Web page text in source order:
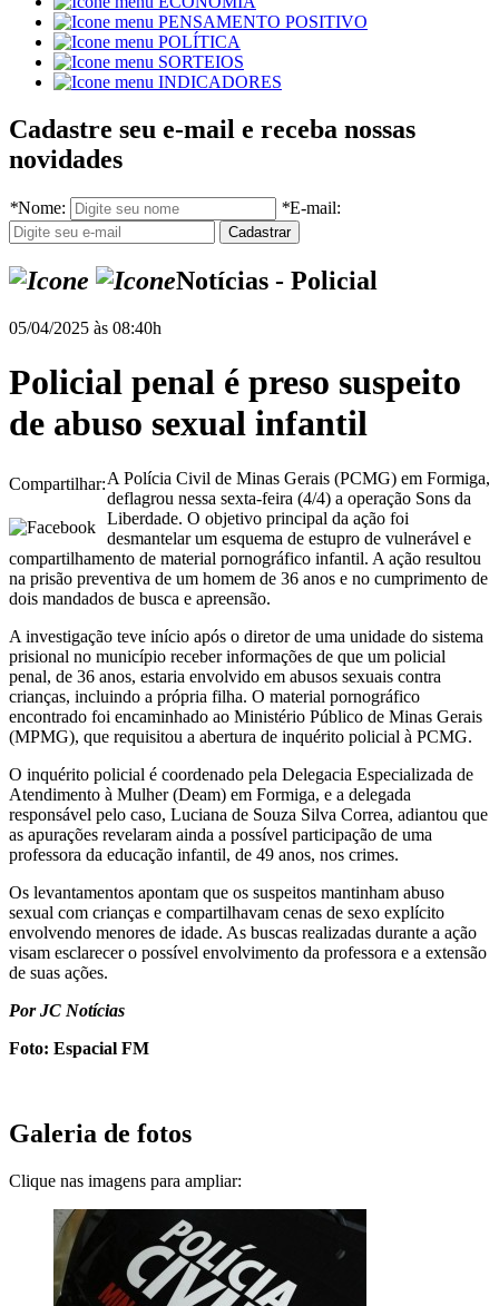
PENSAMENTO POSITIVO
POLÍTICA
SORTEIOS
INDICADORES
Cadastre seu e-mail e receba nossas
novidades
*Nome: *E-mail:
Notícias - Policial
05/04/2025 às 08:40h
Policial penal é preso suspeito
de abuso sexual infantil
Compartilhar:A Polícia Civil de Minas Gerais (PCMG) em Formiga,
deflagrou nessa sexta-feira (4/4) a operação Sons da
Liberdade. O objetivo principal da ação foi
desmantelar um esquema de estupro de vulnerável e
compartilhamento de material pornográfico infantil. A ação resultou
na prisão preventiva de um homem de 36 anos e no cumprimento de
dois mandados de busca e apreensão.
A investigação teve início após o diretor de uma unidade do sistema
prisional no município receber informações de que um policial
penal, de 36 anos, estaria envolvido em abusos sexuais contra
crianças, incluindo a própria filha. O material pornográfico
encontrado foi encaminhado ao Ministério Público de Minas Gerais
(MPMG), que requisitou a abertura de inquérito policial à PCMG.
O inquérito policial é coordenado pela Delegacia Especializada de
Atendimento à Mulher (Deam) em Formiga, e a delegada
responsável pelo caso, Luciana de Souza Silva Correa, adiantou que
as apurações revelaram ainda a possível participação de uma
professora da educação infantil, de 49 anos, nos crimes.
Os levantamentos apontam que os suspeitos mantinham abuso
sexual com crianças e compartilhavam cenas de sexo explícito
envolvendo menores de idade. As buscas realizadas durante a ação
visam esclarecer o possível envolvimento da professora e a extensão
de suas ações.
Por JC Notícias
Foto: Espacial FM
Galeria de fotos
Clique nas imagens para ampliar: